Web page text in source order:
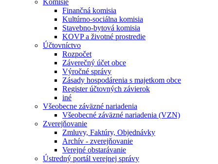
Komisie
Finančná komisia
Kultúrno-sociálna komisia
Stavebno-bytová komisia
KOVP a životné prostredie
Účtovníctvo
Rozpočet
Záverečný účet obce
Výročné správy
Zásady hospodárenia s majetkom obce
Register účtovných závierok
iné
Všeobecne záväzné nariadenia
Všeobecné záväzné nariadenia (VZN)
Zverejňovanie
Zmluvy, Faktúry, Objednávky
Archív - zverejňovanie
Verejné obstarávanie
Ústredný portál verejnej správy